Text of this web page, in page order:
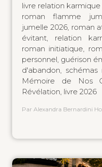
livre relation karmique
roman flamme
jumelle 2026, roman
évitant, relation
roman initiatique,
personnel, guérison
d'abandon,
Mémoire de Nos
Révélation, livre 2026
Par Alexandra Bernardini